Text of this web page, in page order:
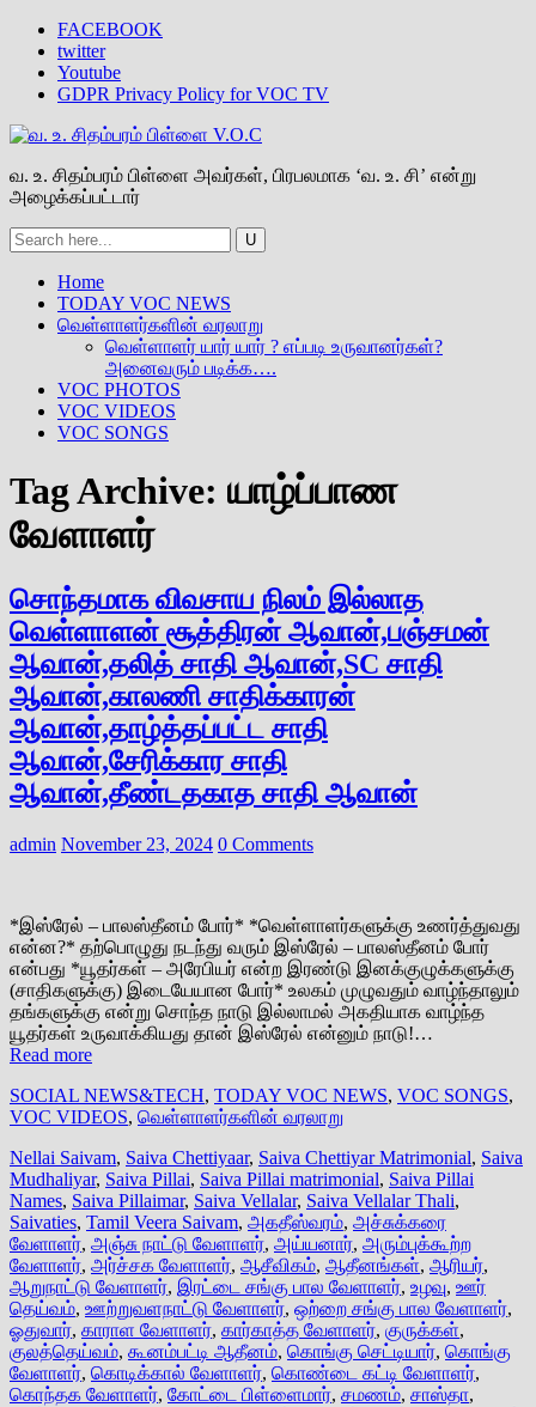
FACEBOOK
twitter
Youtube
GDPR Privacy Policy for VOC TV
வ. உ. சிதம்பரம் பிள்ளை அவர்கள், பிரபலமாக ‘வ. உ. சி’ என்று
அழைக்கப்பட்டார்
Home
TODAY VOC NEWS
வெள்ளாளர்களின் வரலாறு
வெள்ளாளர் யார் யார் ? எப்படி உருவானர்கள்?
அனைவரும் படிக்க….
VOC PHOTOS
VOC VIDEOS
VOC SONGS
Tag Archive: யாழ்ப்பாண
வேளாளர்
சொந்தமாக விவசாய நிலம் இல்லாத
வெள்ளாளன் சூத்திரன் ஆவான்,பஞ்சமன்
ஆவான்,தலித் சாதி ஆவான்,SC சாதி
ஆவான்,காலணி சாதிக்காரன்
ஆவான்,தாழ்த்தப்பட்ட சாதி
ஆவான்,சேரிக்கார சாதி
ஆவான்,தீண்டதகாத சாதி ஆவான்
admin November 23, 2024 0 Comments
*இஸ்ரேல் – பாலஸ்தீனம் போர்* *வெள்ளாளர்களுக்கு உணர்த்துவது
என்ன?* தற்பொழுது நடந்து வரும் இஸ்ரேல் – பாலஸ்தீனம் போர்
என்பது *யூதர்கள் – அரேபியர் என்ற இரண்டு இனக்குழுக்களுக்கு
(சாதிகளுக்கு) இடையேயான போர்* உலகம் முழுவதும் வாழ்ந்தாலும்
தங்களுக்கு என்று சொந்த நாடு இல்லாமல் அகதியாக வாழ்ந்த
யூதர்கள் உருவாக்கியது தான் இஸ்ரேல் என்னும் நாடு!…
Read more
SOCIAL NEWS&TECH, TODAY VOC NEWS, VOC SONGS,
VOC VIDEOS, வெள்ளாளர்களின் வரலாறு
Nellai Saivam, Saiva Chettiyaar, Saiva Chettiyar Matrimonial, Saiva
Mudhaliyar, Saiva Pillai, Saiva Pillai matrimonial, Saiva Pillai
Names, Saiva Pillaimar, Saiva Vellalar, Saiva Vellalar Thali,
Saivaties, Tamil Veera Saivam, அகதீஸ்வரம், அச்சுக்கரை
வேளாளர், அஞ்சு நாட்டு வேளாளர், அய்யனார், அரும்புக்கூற்ற
வேளாளர், அர்ச்சக வேளாளர், ஆசீவிகம், ஆதீனங்கள், ஆரியர்,
ஆறுநாட்டு வேளாளர், இரட்டை சங்கு பால வேளாளர், உழவு, ஊர்
தெய்வம், ஊற்றுவளநாட்டு வேளாளர், ஒற்றை சங்கு பால வேளாளர்,
ஓதுவார், காராள வேளாளர், கார்காத்த வேளாளர், குருக்கள்,
குலத்தெய்வம், கூனம்பட்டி ஆதீனம், கொங்கு செட்டியார், கொங்கு
வேளாளர், கொடிக்கால் வேளாளர், கொண்டை கட்டி வேளாளர்,
கொந்தக வேளாளர், கோட்டை பிள்ளைமார், சமணம், சாஸ்தா,